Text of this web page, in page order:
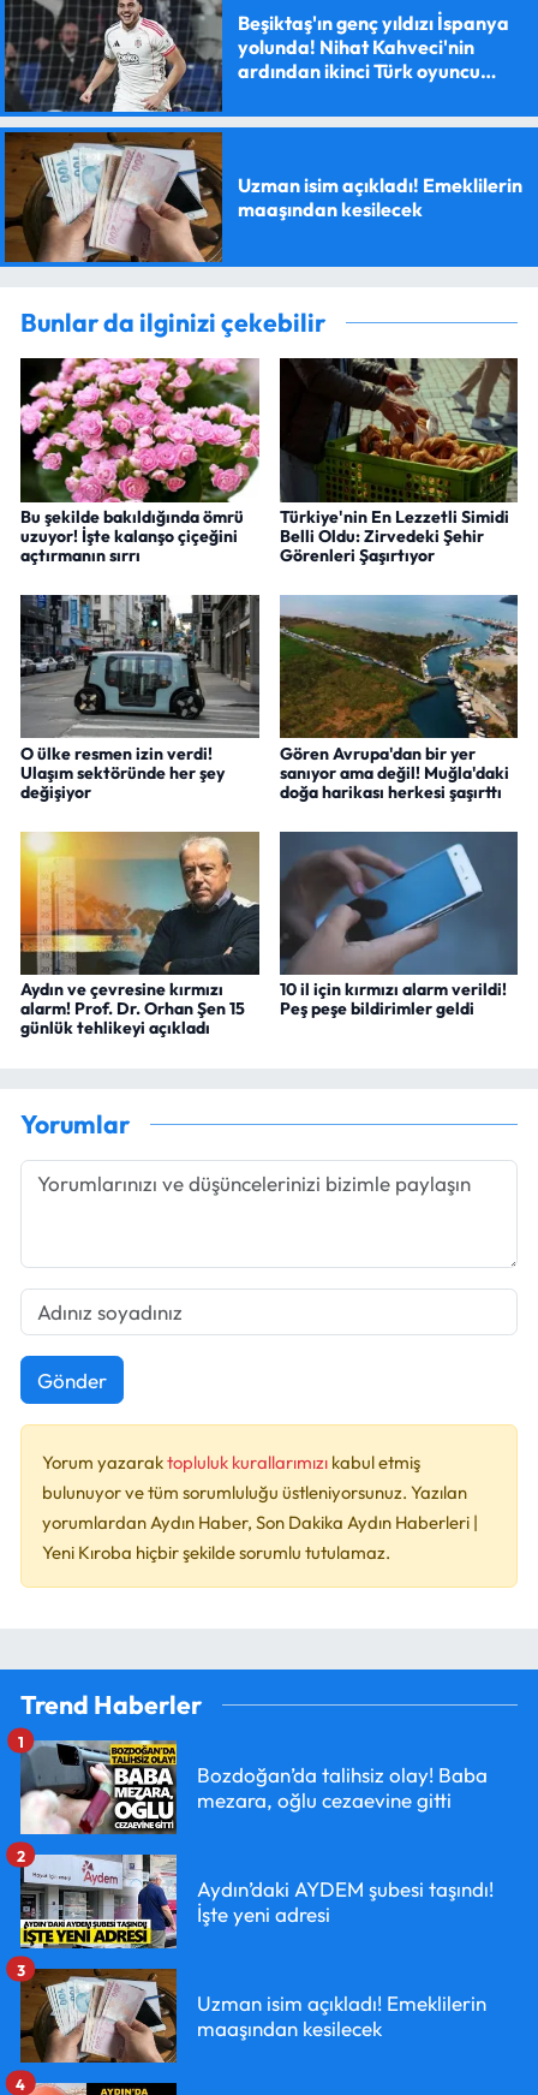
Beşiktaş'ın genç yıldızı İspanya
yolunda! Nihat Kahveci'nin
ardından ikinci Türk oyuncu
Uzman isim açıkladı! Emeklilerin
maaşından kesilecek
Bunlar da ilginizi çekebilir
Bu şekilde bakıldığında ömrü
uzuyor! İşte kalanşo çiçeğini
açtırmanın sırrı
Türkiye'nin En Lezzetli Simidi
Belli Oldu: Zirvedeki Şehir
Görenleri Şaşırtıyor
O ülke resmen izin verdi!
Ulaşım sektöründe her şey
değişiyor
Gören Avrupa'dan bir yer
sanıyor ama değil! Muğla'daki
doğa harikası herkesi şaşırttı
Aydın ve çevresine kırmızı
alarm! Prof. Dr. Orhan Şen 15
günlük tehlikeyi açıkladı
10 il için kırmızı alarm verildi!
Peş peşe bildirimler geldi
Yorumlar
Gönder
Yorum yazaraktopluluk kurallarımızı kabul etmiş
bulunuyor ve tüm sorumluluğu üstleniyorsunuz. Yazılan
yorumlardan Aydın Haber, Son Dakika Aydın Haberleri |
Yeni Kıroba hiçbir şekilde sorumlu tutulamaz.
Trend Haberler
Bozdoğan’da talihsiz olay! Baba
mezara, oğlu cezaevine gitti
1
Aydın’daki AYDEM şubesi taşındı!
İşte yeni adresi
2
Uzman isim açıkladı! Emeklilerin
maaşından kesilecek
3
4